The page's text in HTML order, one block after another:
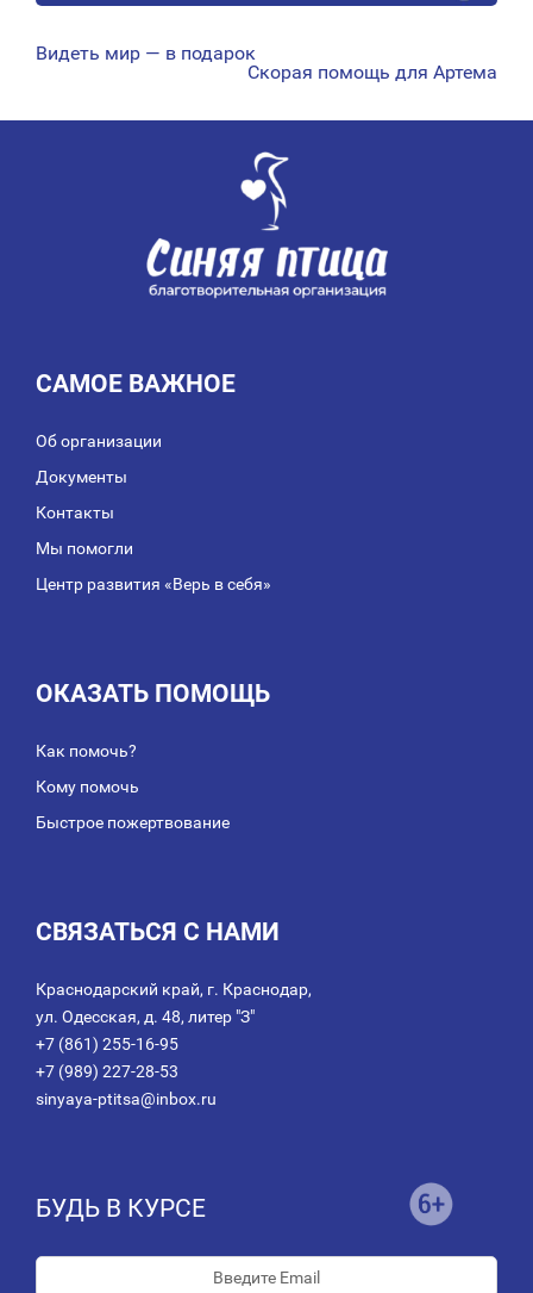
НАВИГАЦИЯ
Видеть мир — в подарок
Скорая помощь для Артема
САМОЕ ВАЖНОЕ
Об организации
Документы
Контакты
Мы помогли
Центр развития «Верь в себя»
ОКАЗАТЬ ПОМОЩЬ
Как помочь?
Кому помочь
Быстрое пожертвование
СВЯЗАТЬСЯ С НАМИ
Краснодарский край, г. Краснодар,
ул. Одесская, д. 48, литер "З"
+7 (861) 255-16-95
+7 (989) 227-28-53
sinyaya-ptitsa@inbox.ru
БУДЬ В КУРСЕ